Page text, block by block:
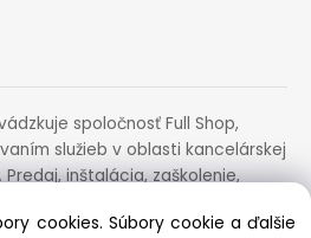
spoločnosť Full Shop,
služieb v oblasti kancelárskej
inštalácia, zaškolenie,
cookies. Súbory cookie a ďalšie